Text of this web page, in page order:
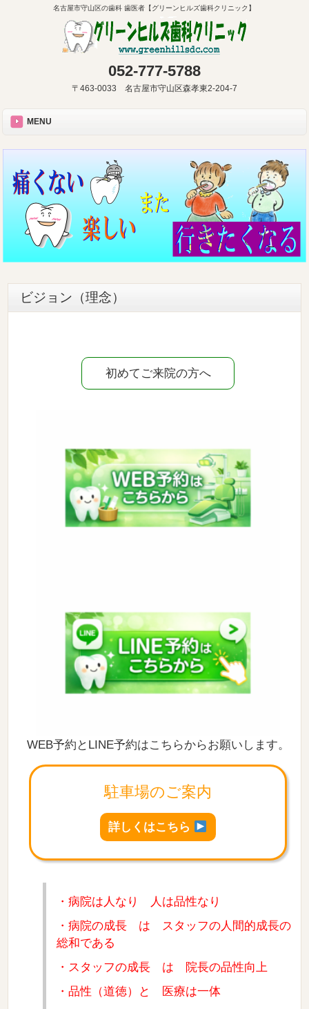
名古屋市守山区の歯科 歯医者【グリーンヒルズ歯科クリニック】
052-777-5788
〒463-0033 名古屋市守山区森孝東2-204-7
MENU
ビジョン（理念）
初めてご来院の方へ
WEB予約とLINE予約はこちらからお願いします。
駐車場のご案内
詳しくはこちら
・病院は人なり 人は品性なり
・病院の成長 は スタッフの人間的成長の
総和である
・スタッフの成長 は 院長の品性向上
・品性（道徳）と 医療は一体